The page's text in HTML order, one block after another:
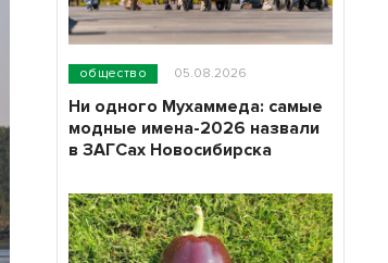
общество 05.08.2026
Ни одного Мухаммеда: самые
модные имена-2026 назвали
в ЗАГСах Новосибирска